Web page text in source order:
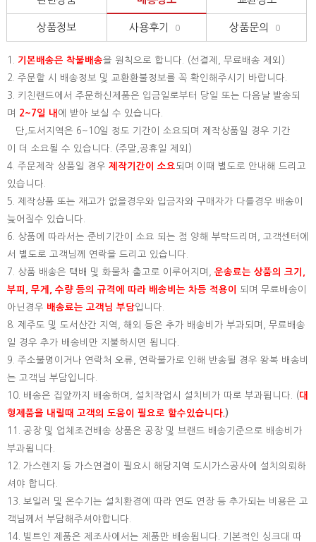
상품정보 사용후기 0 상품문의 0
1. 기본배송은 착불배송을 원칙으로 합니다. (선결제, 무료배송 제외)
2. 주문할 시 배송정보 및 교환환불정보를 꼭 확인해주시기 바랍니다.
3. 키친랜드에서 주문하신제품은 입금일로부터 당일 또는 다음날 발송되
며
2~7일 내 에 받아 보실 수 있습니다.
단,도서지역은 6~10일 정도 기간이 소요되며 제작상품일 경우 기간
이 더 소요될 수 있습니다. (주말,공휴일 제외)
4. 주문제작 상품일 경우 제작기간이 소요되며 이때 별도로 안내해 드리고
있습니다.
5. 제작상품 또는 재고가 없을경우와 입금자와 구매자가 다를경우 배송이
늦어질수 있습니다.
6. 상품에 따라서는 준비기간이 소요 되는 점 양해 부탁드리며, 고객센터에
서 별도로 고객님께 연락을 드리고 있습니다.
7. 상품 배송은 택배 및 화물차 출고로 이루어지며, 운송료는 상품의 크기,
부피, 무게, 수량 등의 규격에 따라 배송비는 차등 적용이
되며 무료배송이
아닌경우 배송료는 고객님 부담입니다.
8. 제주도 및 도서산간 지역, 해외 등은 추가 배송비가 부과되며, 무료배송
일 경우 추가 배송비만 지불하시면 됩니다.
9. 주소불명이거나 연락처 오류, 연락불가로 인해 반송될 경우 왕복 배송비
는 고객님 부담입니다.
10. 배송은 집앞까지 배송하며, 설치작업시 설치비가 따로 부과됩니다. (대
형제품을 내릴때 고객의 도움이 필요로 할수있습니다. )
11. 공장 및 업체조건배송 상품은 공장 및 브랜드 배송기준으로 배송비가
부과됩니다.
12. 가스렌지 등 가스연결이 필요시 해당지역 도시가스공사에 설치의뢰하
셔야 합니다.
13. 보일러 및 온수기는 설치환경에 따라 연도 연장 등 추가되는 비용은 고
객님께서 부담해주셔야합니다.
14. 빌트인 제품은 제조사에서는 제품만 배송됩니다. 기본적인 싱크대 따